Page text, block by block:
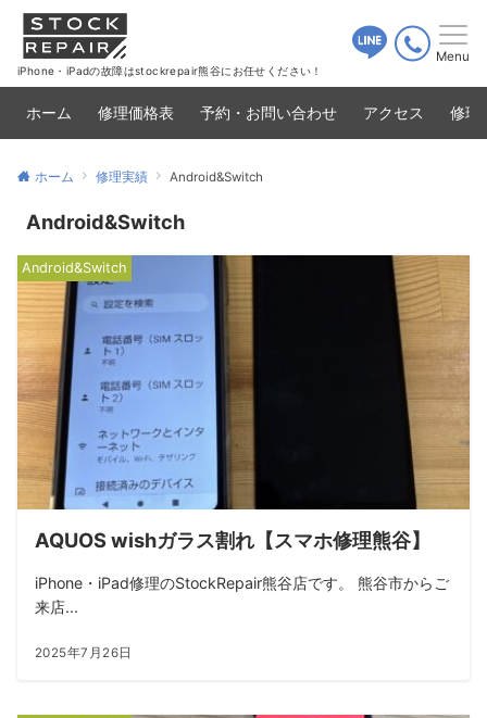
iPhone・iPadの故障はstockrepair熊谷にお任せください！
Menu
ホーム 修理価格表 予約・お問い合わせ アクセス 修理
ホーム 修理実績 Android&Switch
Android&Switch
Android&Switch
AQUOS wishガラス割れ【スマホ修理熊谷】
iPhone・iPad修理のStockRepair熊谷店です。 熊谷市からご
来店...
2025年7月26日